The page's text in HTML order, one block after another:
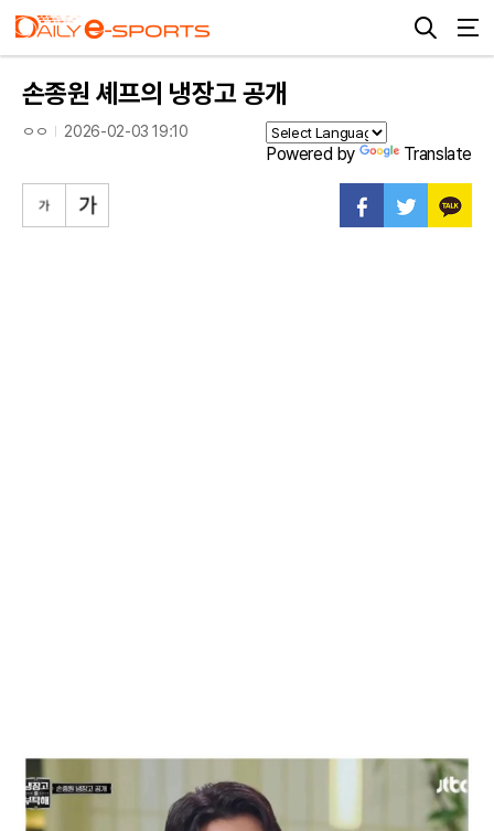
손종원 셰프의 냉장고 공개
ㅇㅇ 2026-02-03 19:10
Powered by Translate